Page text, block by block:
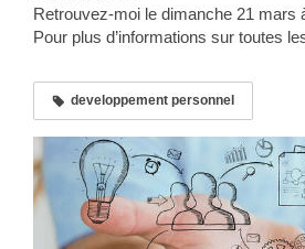
Retrouvez-moi le dimanche 21 mars
Pour plus d’informations sur toutes
developpement personnel